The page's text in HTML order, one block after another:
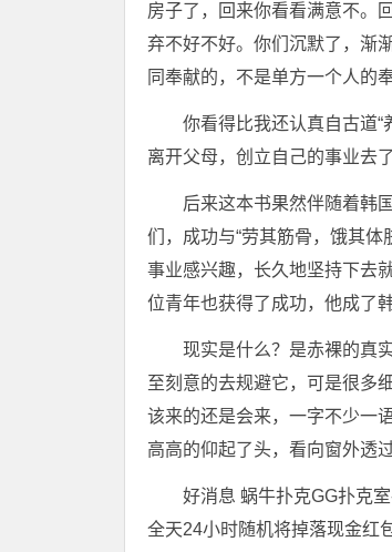
房子了，回来你看看满意不。
弃不好不好。你们沉默了，渐
同奉献的，不是单方一个人的
你看得比我还认真自古道
离开父母，创立自己的事业去
后来这本书果然伴随着韩
们，成功与“劳其筋骨，饿其体
事业感兴趣，长久地坚持下去
位青年也获得了成功，他成了
现实是什么？是赤裸的真
至刻意的去规避它，可是很多
该来的还是会来，一字不少一
高高的仰起了头，看向窗外透
好消息 蜗牛扑克GG扑克
全天24小时随机将掉落现金红